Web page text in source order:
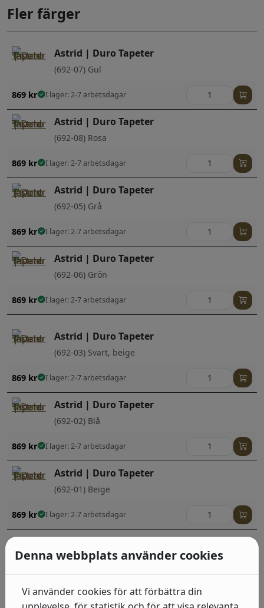
Fler färger
Astrid | Duro Tapeter
(692-07) Gul
869 kr I lager: 2-7 arbetsdagar
Astrid | Duro Tapeter
(692-08) Rosa
869 kr I lager: 2-7 arbetsdagar
Astrid | Duro Tapeter
(692-05) Grå
869 kr I lager: 2-7 arbetsdagar
Astrid | Duro Tapeter
(692-06) Grön
869 kr I lager: 2-7 arbetsdagar
Astrid | Duro Tapeter
(692-03) Svart, beige
869 kr I lager: 2-7 arbetsdagar
Astrid | Duro Tapeter
(692-02) Blå
869 kr I lager: 2-7 arbetsdagar
Astrid | Duro Tapeter
(692-01) Beige
869 kr I lager: 2-7 arbetsdagar
Populärt i denna kategori
Denna webbplats använder cookies
Vi använder cookies för att förbättra din